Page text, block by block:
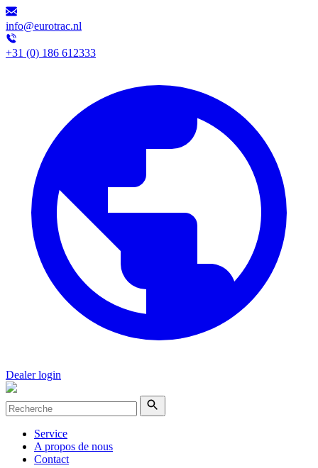
info@eurotrac.nl
+31 (0) 186 612333
Dealer login
Service
A propos de nous
Contact